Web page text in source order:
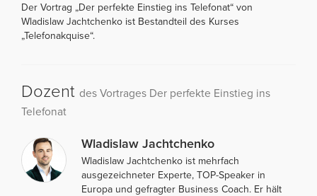
Der Vortrag „Der perfekte Einstieg ins Telefonat“ von
Wladislaw Jachtchenko ist Bestandteil des Kurses
„Telefonakquise“.
Dozent des Vortrages Der perfekte Einstieg ins
Telefonat
Wladislaw Jachtchenko
Wladislaw Jachtchenko ist mehrfach
ausgezeichneter Experte, TOP-Speaker in
Europa und gefragter Business Coach. Er hält